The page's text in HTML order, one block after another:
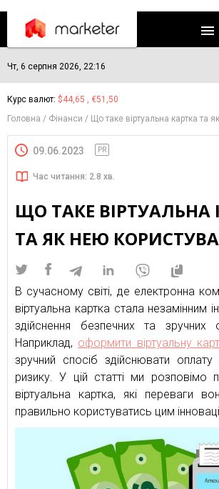
Чт, 6 серпня 2026, 22:16
Курс валют: $44,65 , €51,50
Головна
Фінанси Що таке віртуальна картка та
09.06.2023 PR
Час читання: 2.8 хв.
ЩО ТАКЕ ВІРТУАЛЬНА
ТА ЯК НЕЮ
В сучасному світі, де електронна
віртуальна картка стала незамінним
здійснення безпечних та зручних
Наприклад, оформити віртуальну
зручний спосіб здійснювати оплату
ризику. У цій статті ми розповімо
віртуальна картка, які переваги
правильно користуватись цим